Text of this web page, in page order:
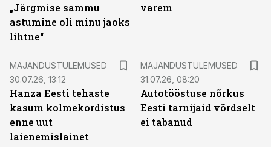
„Järgmise sammu
astumine oli minu jaoks
lihtne“
varem
MAJANDUSTULEMUSED
30.07.26, 13:12
Hanza Eesti tehaste
kasum kolmekordistus
enne uut
laienemislainet
MAJANDUSTULEMUSED
31.07.26, 08:20
Autotööstuse nõrkus
Eesti tarnijaid võrdselt
ei tabanud